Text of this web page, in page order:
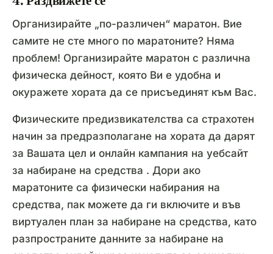
Организирайте „по-различен“ маратон. Вие
самите не сте много по маратоните? Няма
проблем! Организирайте маратон с различна
физическа дейност, която Ви е удобна и
окуражете хората да се присъединят към Вас.
Физическите предизвикателства са страхотен
начин за предразполагане на хората да дарят
за Вашата цел и онлайн кампания на уебсайт
за набиране на средства . Дори ако
маратоните са физически набирания на
средства, пак можете да ги включите и във
виртуален план за набиране на средства, като
разпространите данните за набиране на